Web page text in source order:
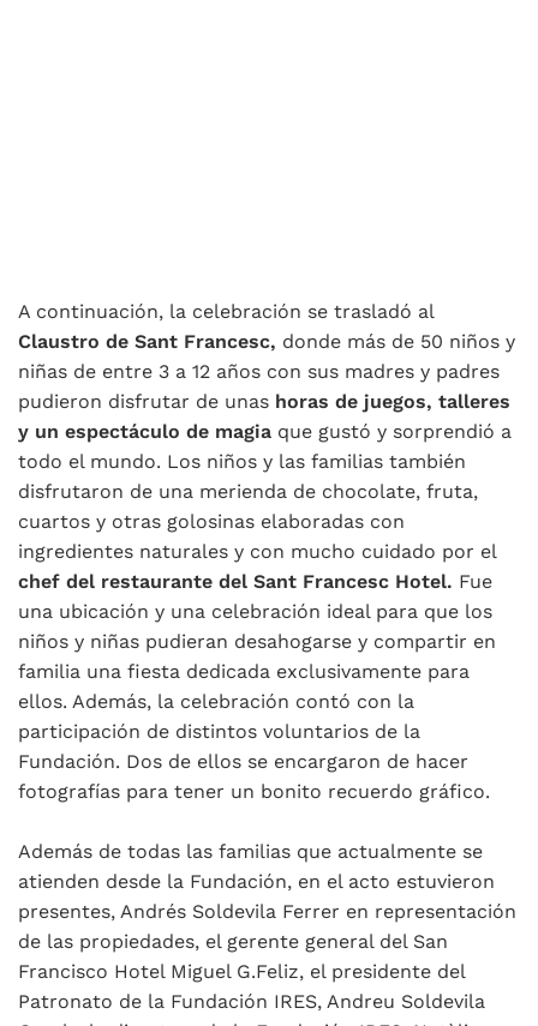
A continuación, la celebración se trasladó al
Claustro de Sant Francesc, donde más de 50 niños y
niñas de entre 3 a 12 años con sus madres y padres
pudieron disfrutar de unas horas de juegos, talleres
y un espectáculo de magia que gustó y sorprendió a
todo el mundo. Los niños y las familias también
disfrutaron de una merienda de chocolate, fruta,
cuartos y otras golosinas elaboradas con
ingredientes naturales y con mucho cuidado por el
chef del restaurante del Sant Francesc Hotel. Fue
una ubicación y una celebración ideal para que los
niños y niñas pudieran desahogarse y compartir en
familia una fiesta dedicada exclusivamente para
ellos. Además, la celebración contó con la
participación de distintos voluntarios de la
Fundación. Dos de ellos se encargaron de hacer
fotografías para tener un bonito recuerdo gráfico.
Además de todas las familias que actualmente se
atienden desde la Fundación, en el acto estuvieron
presentes, Andrés Soldevila Ferrer en representación
de las propiedades, el gerente general del San
Francisco Hotel Miguel G.Feliz, el presidente del
Patronato de la Fundación IRES, Andreu Soldevila